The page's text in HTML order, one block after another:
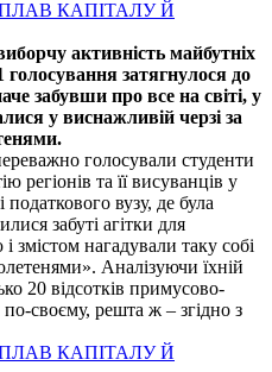
активність майбутніх
голосування затягнулося до
забувши про все на світі, у
у виснажливій черзі за
голосували студенти
та її висуванців у
вузу, де була
забуті агітки для
змістом нагадували таку собі
Аналізуючи їхній
20 відсотків примусово-
своєму, решта ж – згідно з